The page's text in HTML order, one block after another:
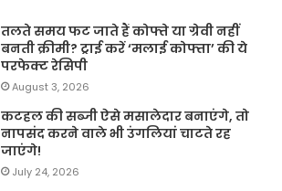
तलते समय फट जाते हैं कोफ्ते या ग्रेवी नहीं
बनती क्रीमी? ट्राई करें ‘मलाई कोफ्ता’ की ये
परफेक्ट रेसिपी
August 3, 2026
कटहल की सब्जी ऐसे मसालेदार बनाएंगे, तो
नापसंद करने वाले भी उंगलियां चाटते रह
जाएंगे!
July 24, 2026